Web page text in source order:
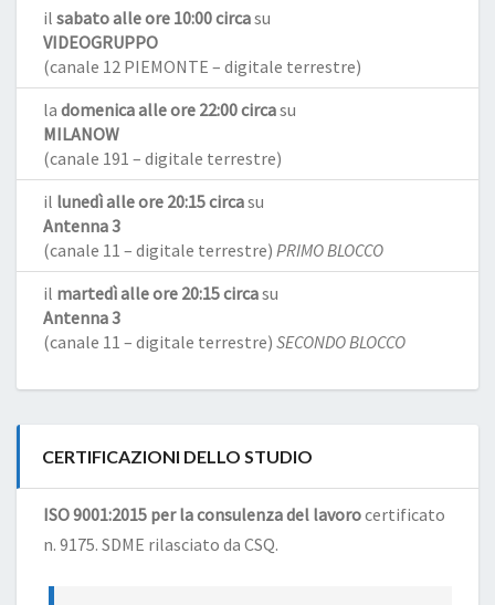
il sabato alle ore 10:00 circasu
VIDEOGRUPPO
(canale 12 PIEMONTE – digitale terrestre)
la domenica alle ore 22:00 circasu
MILANOW
(canale 191 – digitale terrestre)
il lunedì alle ore 20:15 circasu
Antenna 3
(canale 11 – digitale terrestre) PRIMO BLOCCO
il martedì alle ore 20:15 circasu
Antenna 3
(canale 11 – digitale terrestre) SECONDO BLOCCO
CERTIFICAZIONI DELLO STUDIO
ISO 9001:2015 per la consulenza del lavorocertificato
n. 9175. SDME rilasciato da CSQ.